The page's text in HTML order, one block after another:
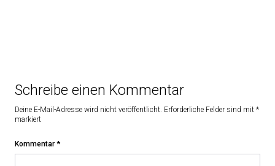
Schreibe einen Kommentar
Deine E-Mail-Adresse wird nicht veröffentlicht. Erforderliche Felder sind mit *
markiert
Kommentar *